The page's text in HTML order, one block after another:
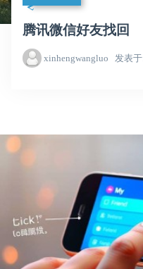
腾讯微信好友找回
xinhengwangluo 发表于